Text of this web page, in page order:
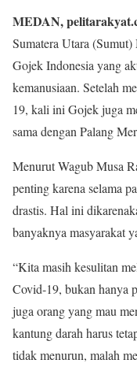
MEDAN,
Sumatera Utara
Gojek Indonesia yang
kemanusiaan. Setelah
19, kali ini Gojek juga
sama dengan Palang
Menurut Wagub Musa
penting karena selama
drastis. Hal ini
banyaknya masyarakat
“Kita masih kesulitan
Covid-19, bukan hanya
juga orang yang mau
kantung darah harus
tidak menurun, malah